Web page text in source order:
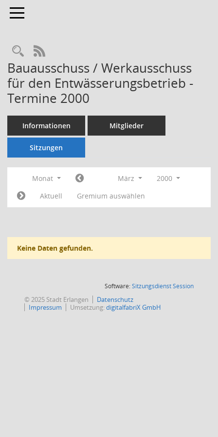
Toggle navigation
Rechercheauswahl
RSS-Feed
Bauausschuss / Werkausschuss
für den Entwässerungsbetrieb -
Termine 2000
Informationen Mitglieder
Sitzungen
Monat März
2000
Aktuell
Gremium auswählen
Keine Daten gefunden.
Software:SitzungsdienstSession(Wird in
© 2025 Stadt Erlangen
Datenschutz
Impressum
Umsetzung:digitalfabriX GmbH